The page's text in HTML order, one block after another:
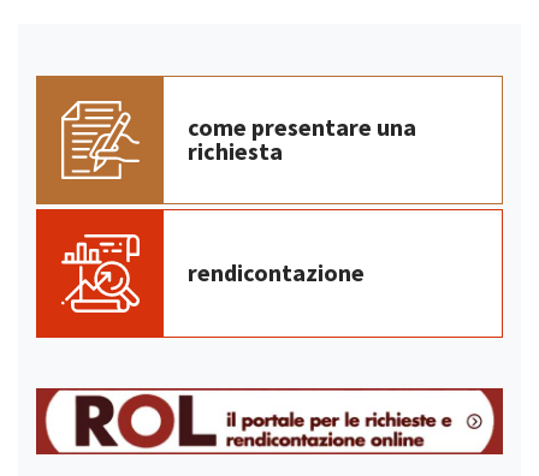
come presentare una
richiesta
rendicontazione